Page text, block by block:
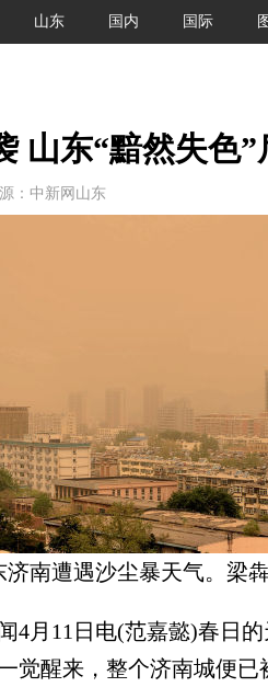
山东 国内 国际
山东“黯然失色
：中新网山东
济南遭遇沙尘暴天气。梁
11日电(范嘉懿)春日的
觉醒来，整个济南城便已